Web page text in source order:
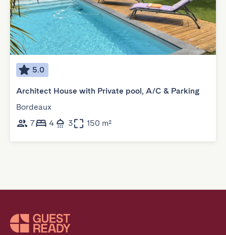
5.0
Architect House with Private pool, A/C & Parking
Bordeaux
7
4 3 150 m²